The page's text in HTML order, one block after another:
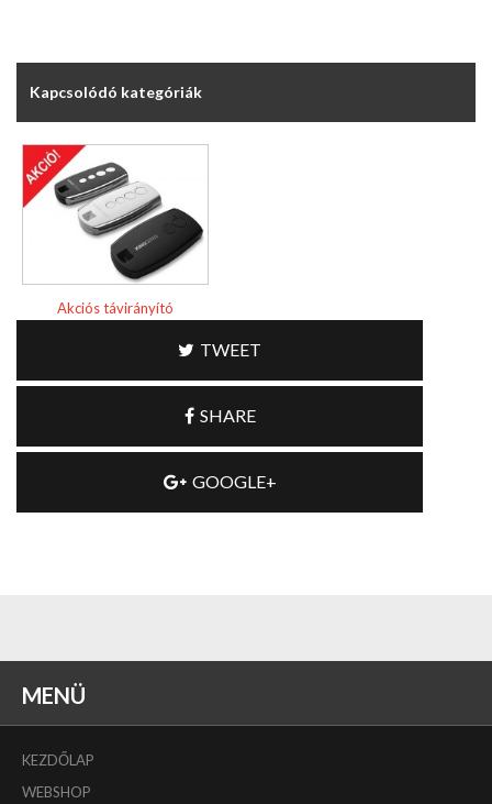
Kapcsolódó kategóriák
Akciós távirányító
TWEET
SHARE
GOOGLE+
MENÜ
KEZDŐLAP
WEBSHOP